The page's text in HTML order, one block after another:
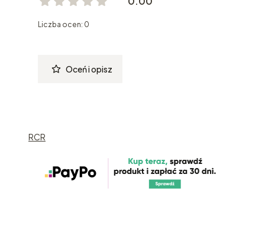
Liczba ocen: 0
Oceń i opisz
RCR